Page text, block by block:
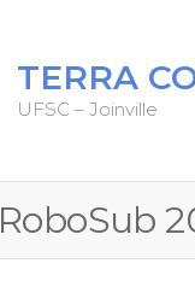
TERRA
UFSC – Joinville
RoboSub